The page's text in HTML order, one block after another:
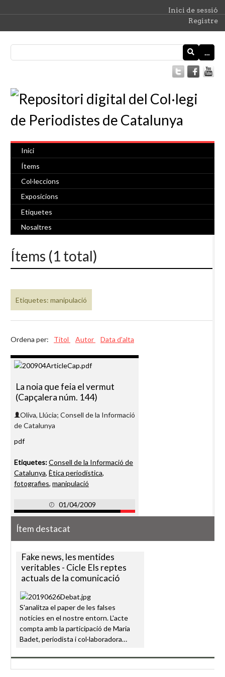
Inici de sessió
Registre
…
Inici
Ítems
Col·leccions
Exposicions
Etiquetes
Nosaltres
Ítems (1 total)
Etiquetes: manipulació
Ordena per: Títol Autor Data d'alta
La noia que feia el vermut
(Capçalera núm. 144)
Oliva, Llúcia; Consell de la Informació
de Catalunya
pdf
Etiquetes:Consell de la Informació de
Catalunya, Ètica periodística,
fotografies, manipulació
01/04/2009
Ítem destacat
Fake news, les mentides
veritables - Cicle Els reptes
actuals de la comunicació
S'analitza el paper de les falses
notícies en el nostre entorn. L'acte
compta amb la participació de Maria
Badet, periodista i col·laboradora…